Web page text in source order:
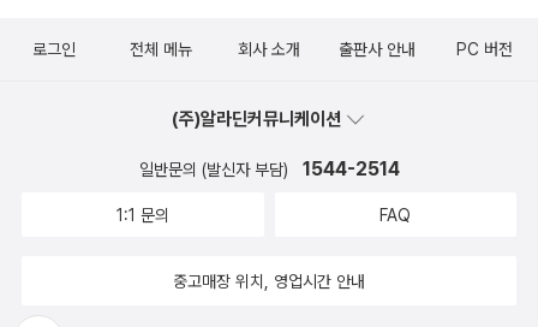
로그인 전체 메뉴 회사 소개 출판사 안내 PC 버전
(주)알라딘커뮤니케이션
일반문의 (발신자 부담) 1544-2514
1:1 문의 FAQ
중고매장 위치, 영업시간 안내